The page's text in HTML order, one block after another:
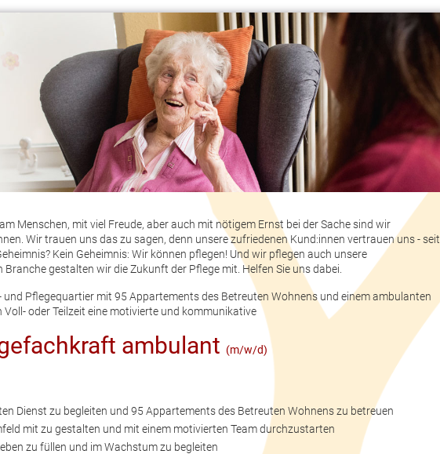
Menschen, mit viel Freude, aber auch mit nötigem Ernst bei der Sache sind wir
Wir trauen uns das zu sagen, denn unsere zufriedenen Kund:innen vertrauen uns - seit
Kein Geheimnis: Wir können pflegen! Und wir pflegen auch unsere
gestalten wir die Zukunft der Pflege mit. Helfen Sie uns dabei.
Pflegequartier mit 95 Appartements des Betreuten Wohnens und einem ambulanten
Voll- oder Teilzeit eine motivierte und kommunikative
ambulant (m/w/d)
Dienst zu begleiten und 95 Appartements des Betreuten Wohnens zu betreuen
mit zu gestalten und mit einem motivierten Team durchzustarten
zu füllen und im Wachstum zu begleiten